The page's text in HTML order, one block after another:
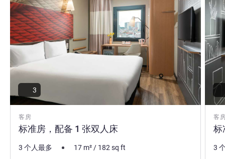
客房
标准房，配备 1 张双人床
3
3 个人最多 17 m²/ 182sq ft
客
标
3